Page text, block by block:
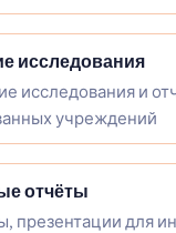
исследования
исследования и
учреждений
отчёты
презентации для